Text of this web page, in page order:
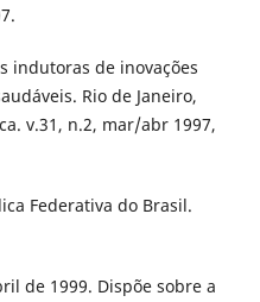
indutoras de inovações
Rio de Janeiro,
v.31, n.2, mar/abr 1997,
Federativa do Brasil.
de 1999. Dispõe sobre a